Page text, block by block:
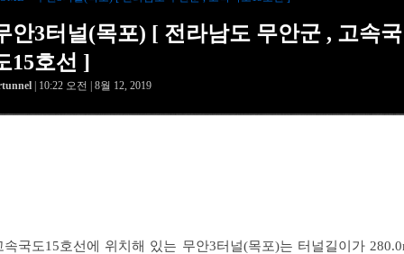
안3터널(목포) [ 전라남도 무안군 , 고속국
15호선 ]
| 10:22 오전 | 8월 12, 2019
속국도15호선에 위치해 있는 무안3터널(목포)는 터널길이가